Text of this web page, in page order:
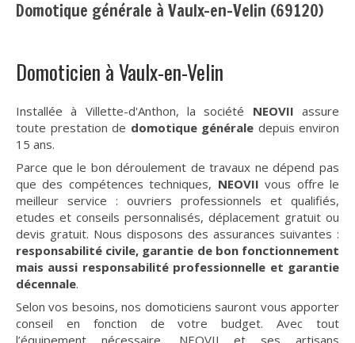
Domotique générale à Vaulx-en-Velin (69120)
Domoticien à Vaulx-en-Velin
Installée à Villette-d'Anthon, la société NEOVII assure
toute prestation de domotique générale depuis environ
15 ans.
Parce que le bon déroulement de travaux ne dépend pas
que des compétences techniques, NEOVII vous offre le
meilleur service : ouvriers professionnels et qualifiés,
etudes et conseils personnalisés, déplacement gratuit ou
devis gratuit. Nous disposons des assurances suivantes :
responsabilité civile, garantie de bon fonctionnement
mais aussi responsabilité professionnelle et garantie
décennale.
Selon vos besoins, nos domoticiens sauront vous apporter
conseil en fonction de votre budget. Avec tout
l’équipement nécessaire, NEOVII et ses artisans